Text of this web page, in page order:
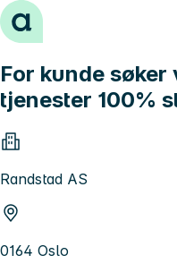
Hopp til innhold
For kunde søker
tjenester 100%
Randstad AS
0164 Oslo